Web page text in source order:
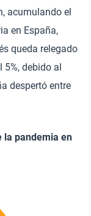
acumulando el
en España,
queda relegado
debido al
despertó entre
la pandemia en